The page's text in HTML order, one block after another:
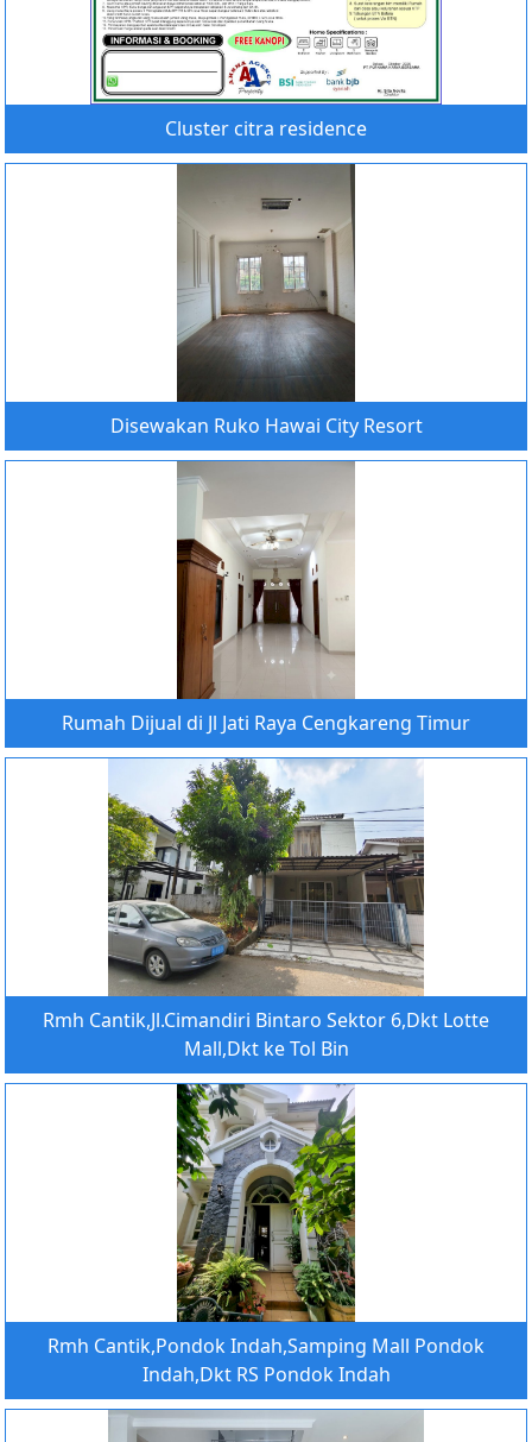
Cluster citra residence
Disewakan Ruko Hawai City Resort
Rumah Dijual di Jl Jati Raya Cengkareng Timur
Rmh Cantik,Jl.Cimandiri Bintaro Sektor 6,Dkt Lotte
Mall,Dkt ke Tol Bin
Rmh Cantik,Pondok Indah,Samping Mall Pondok
Indah,Dkt RS Pondok Indah